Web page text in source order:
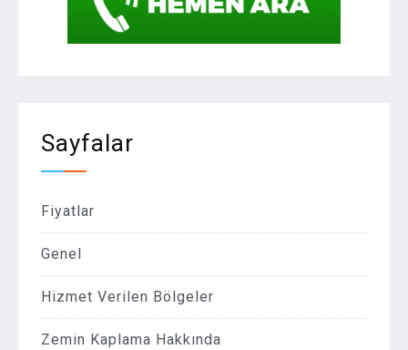
Sayfalar
Fiyatlar
Genel
Hizmet Verilen Bölgeler
Zemin Kaplama Hakkında